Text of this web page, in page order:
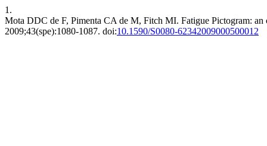
1.
Mota DDC de F, Pimenta CA de M, Fitch MI. Fatigue Pictogram:
2009;43(spe):1080-1087. doi:10.1590/S0080-62342009000500012